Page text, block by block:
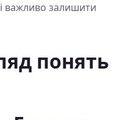
важливо залишити
понять